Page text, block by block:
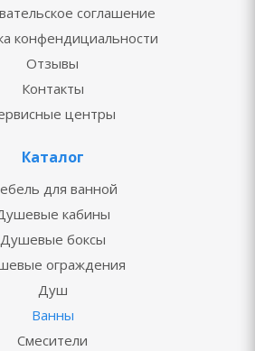
соглашение
конфендициальности
Отзывы
Контакты
центры
Каталог
для ванной
кабины
Душевые боксы
ограждения
Душ
Ванны
Смесители